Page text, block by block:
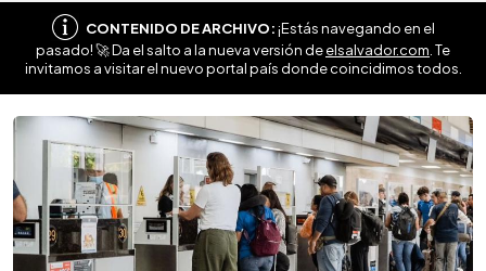
CONTENIDO DE ARCHIVO:¡Estás navegando en el
pasado! 🚀 Da el salto a la nueva versión deelsalvador.com . Te
invitamos a visitar el nuevo portal país donde coincidimos todos.